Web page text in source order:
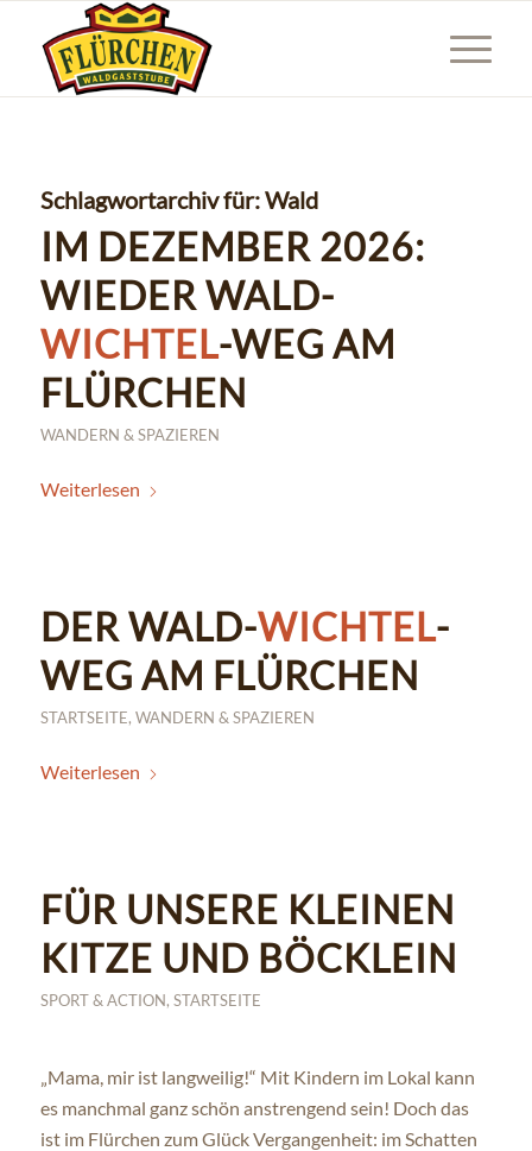
Schlagwortarchiv für:Wald
IM DEZEMBER 2026:
WIEDER WALD-
WICHTEL-WEG AM
FLÜRCHEN
WANDERN & SPAZIEREN
Weiterlesen
DER WALD-WICHTEL-
WEG AM FLÜRCHEN
STARTSEITE, WANDERN & SPAZIEREN
Weiterlesen
FÜR UNSERE KLEINEN
KITZE UND BÖCKLEIN
SPORT & ACTION, STARTSEITE
„Mama, mir ist langweilig!“ Mit Kindern im Lokal kann
es manchmal ganz schön anstrengend sein! Doch das
ist im Flürchen zum Glück Vergangenheit: im Schatten